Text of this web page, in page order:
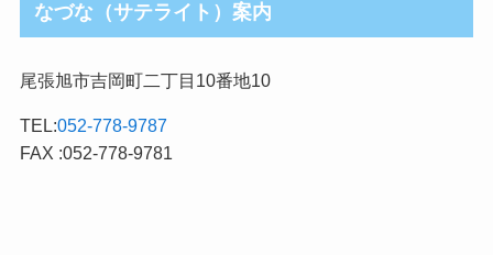
なづな（サテライト）案内
尾張旭市吉岡町二丁目10番地10
TEL:052-778-9787
FAX :052-778-9781